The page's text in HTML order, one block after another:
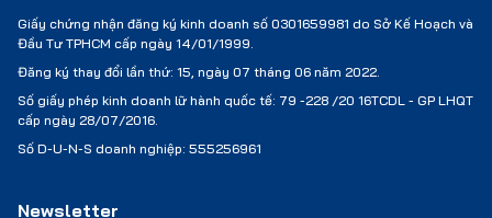
Giấy chứng nhận đăng ký kinh doanh số 0301659981 do Sở Kế Hoạch và
Đầu Tư TPHCM cấp ngày 14/01/1999.
Đăng ký thay đổi lần thứ: 15, ngày 07 tháng 06 năm 2022.
Số giấy phép kinh doanh lữ hành quốc tế: 79 -228 /20 16TCDL - GP LHQT
cấp ngày 28/07/2016.
Số D-U-N-S doanh nghiệp: 555256961
Newsletter